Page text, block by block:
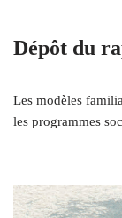
Dépôt du
Les modèles
les programmes